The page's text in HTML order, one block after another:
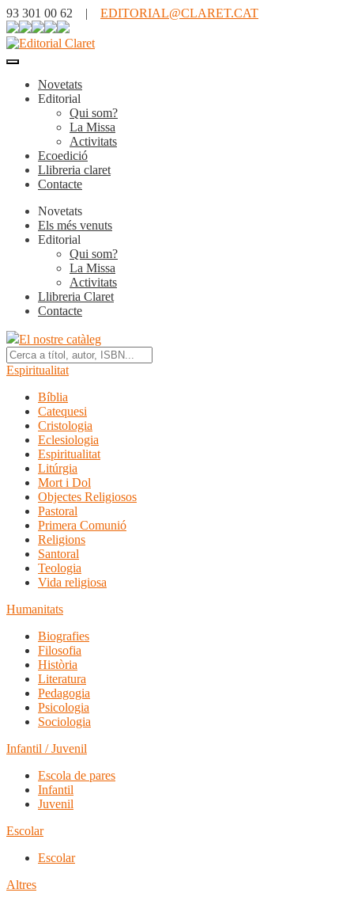
93 301 00 62 | EDITORIAL@CLARET.CAT
Novetats
Editorial
Qui som?
La Missa
Activitats
Ecoedició
Llibreria claret
Contacte
Novetats
Els més venuts
Editorial
Qui som?
La Missa
Activitats
Llibreria Claret
Contacte
El nostre catàleg
Espiritualitat
Bíblia
Catequesi
Cristologia
Eclesiologia
Espiritualitat
Litúrgia
Mort i Dol
Objectes Religiosos
Pastoral
Primera Comunió
Religions
Santoral
Teologia
Vida religiosa
Humanitats
Biografies
Filosofia
Història
Literatura
Pedagogia
Psicologia
Sociologia
Infantil / Juvenil
Escola de pares
Infantil
Juvenil
Escolar
Escolar
Altres